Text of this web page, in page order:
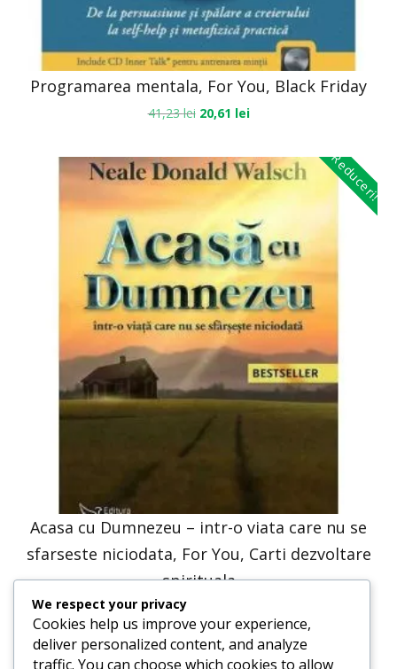
Programarea mentala, For You, Black Friday
41,23lei 20,61 lei
Reduceri!
Acasa cu Dumnezeu – intr-o viata care nu se
sfarseste niciodata, For You, Carti dezvoltare
spirituala
41,23lei
We respect your privacy
Cookies help us improve your experience,
deliver personalized content, and analyze
traffic. You can choose which cookies to allow